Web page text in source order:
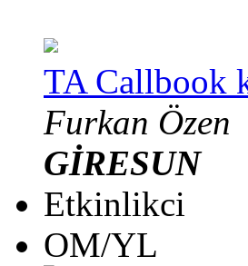
TA Callbook
Furkan Özen
GİRESUN
Etkinlikci
OM/YL